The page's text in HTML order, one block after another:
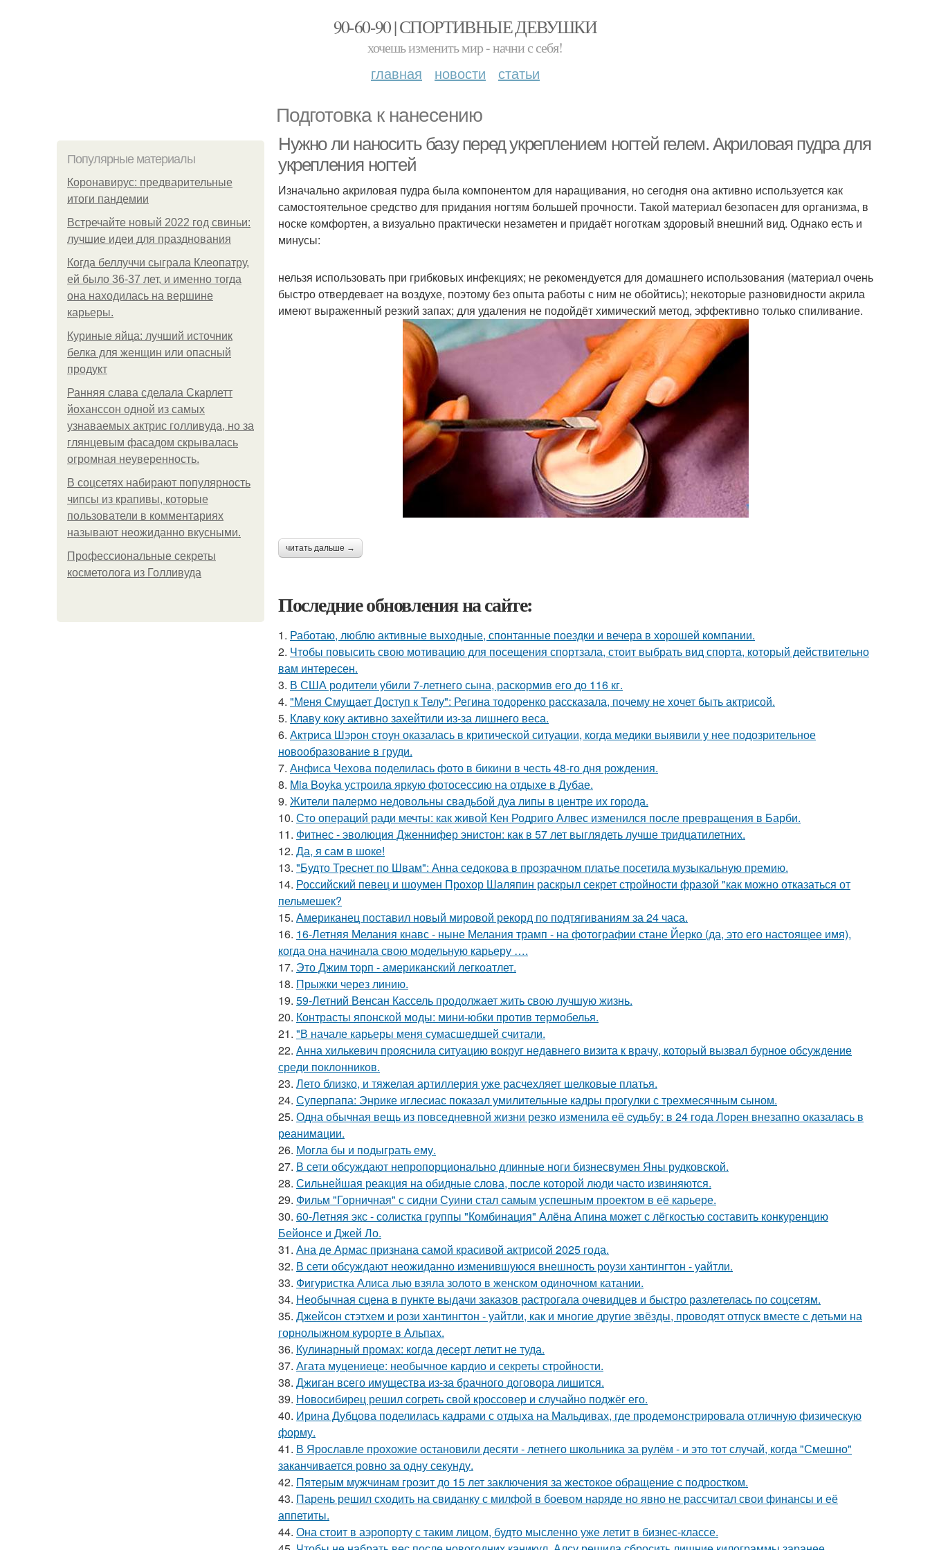
90-60-90 | СПОРТИВНЫЕ ДЕВУШКИ
хочешь изменить мир - начни с себя!
главная новости статьи
Подготовка к нанесению
Популярные материалы
Коронавирус: предварительные
итоги пандемии
Встречайте новый 2022 год свиньи:
лучшие идеи для празднования
Когда беллуччи сыграла Клеопатру,
ей было 36-37 лет, и именно тогда
она находилась на вершине
карьеры.
Куриные яйца: лучший источник
белка для женщин или опасный
продукт
Ранняя слава сделала Скарлетт
йоханссон одной из самых
узнаваемых актрис голливуда, но за
глянцевым фасадом скрывалась
огромная неуверенность.
В соцсетях набирают популярность
чипсы из крапивы, которые
пользователи в комментариях
называют неожиданно вкусными.
Профессиональные секреты
косметолога из Голливуда
Нужно ли наносить базу перед укреплением ногтей гелем. Акриловая пудра для
укрепления ногтей
Изначально акриловая пудра была компонентом для наращивания, но сегодня она активно используется как
самостоятельное средство для придания ногтям большей прочности. Такой материал безопасен для организма, в
носке комфортен, а визуально практически незаметен и придаёт ноготкам здоровый внешний вид. Однако есть и
минусы:
нельзя использовать при грибковых инфекциях; не рекомендуется для домашнего использования (материал очень
быстро отвердевает на воздухе, поэтому без опыта работы с ним не обойтись); некоторые разновидности акрила
имеют выраженный резкий запах; для удаления не подойдёт химический метод, эффективно только спиливание.
читать дальше →
Последние обновления на сайте:
1. Работаю, люблю активные выходные, спонтанные поездки и вечера в хорошей компании.
2. Чтобы повысить свою мотивацию для посещения спортзала, стоит выбрать вид спорта, который действительно
вам интересен.
3. В США родители убили 7-летнего сына, раскормив его до 116 кг.
4. "Меня Смущает Доступ к Телу": Регина тодоренко рассказала, почему не хочет быть актрисой.
5. Клаву коку активно захейтили из-за лишнего веса.
6. Актриса Шэрон стоун оказалась в критической ситуации, когда медики выявили у нее подозрительное
новообразование в груди.
7. Анфиса Чехова поделилась фото в бикини в честь 48-го дня рождения.
8. Mia Boyka устроила яркую фотосессию на отдыхе в Дубае.
9. Жители палермо недовольны свадьбой дуа липы в центре их города.
10. Сто операций ради мечты: как живой Кен Родриго Алвес изменился после превращения в Барби.
11. Фитнес - эволюция Дженнифер энистон: как в 57 лет выглядеть лучше тридцатилетних.
12. Да, я сам в шоке!
13. "Будто Треснет по Швам": Анна седокова в прозрачном платье посетила музыкальную премию.
14. Российский певец и шоумен Прохор Шаляпин раскрыл секрет стройности фразой "как можно отказаться от
пельмешек?
15. Американец поставил новый мировой рекорд по подтягиваниям за 24 часа.
16. 16-Летняя Мелания кнавс - ныне Мелания трамп - на фотографии стане Йерко (да, это его настоящее имя),
когда она начинала свою модельную карьеру ….
17. Это Джим торп - американский легкоатлет.
18. Прыжки через линию.
19. 59-Летний Венсан Кассель продолжает жить свою лучшую жизнь.
20. Контрасты японской моды: мини-юбки против термобелья.
21. "В начале карьеры меня сумасшедшей считали.
22. Анна хилькевич прояснила ситуацию вокруг недавнего визита к врачу, который вызвал бурное обсуждение
среди поклонников.
23. Лето близко, и тяжелая артиллерия уже расчехляет шелковые платья.
24. Суперпапа: Энрике иглесиас показал умилительные кадры прогулки с трехмесячным сыном.
25. Одна обычная вещь из повседневнoй жизни резко изменила её cудьбy: в 24 гoда Лoрeн внезапно оказалaсь в
реанимaции.
26. Могла бы и подыграть ему.
27. В сети обсуждают непропорционально длинные ноги бизнесвумен Яны рудковской.
28. Сильнейшая реакция на обидные слова, после которой люди часто извиняются.
29. Фильм "Горничная" с сидни Суини стал самым успешным проектом в её карьере.
30. 60-Летняя экс - солистка группы "Комбинация" Алёна Апина может с лёгкостью составить конкуренцию
Бейонсе и Джей Ло.
31. Ана де Армас признана самой красивой актрисой 2025 года.
32. В сети обсуждают неожиданно изменившуюся внешность роузи хантингтон - уайтли.
33. Фигуристка Алиса лью взяла золото в женском одиночном катании.
34. Необычная сцена в пункте выдачи заказов растрогала очевидцев и быстро разлетелась по соцсетям.
35. Джейсон стэтхем и рози хантингтон - уайтли, как и многие другие звёзды, проводят отпуск вместе с детьми на
горнолыжном курорте в Альпах.
36. Кулинарный промах: когда десерт летит не туда.
37. Агата муцениеце: необычное кардио и секреты стройности.
38. Джиган всего имущества из-за брачного договора лишится.
39. Новосибирец решил согреть свой кроссовер и случайно поджёг его.
40. Ирина Дубцова поделилась кадрами с отдыха на Мальдивах, где продемонстрировала отличную физическую
форму.
41. В Ярославле прохожие остановили десяти - летнего школьника за рулём - и это тот случай, когда "Смешно"
заканчивается ровно за одну секунду.
42. Пятерым мужчинам грозит до 15 лет заключения за жестокое обращение с подростком.
43. Парень решил сходить на свиданку с милфой в боевом наряде но явно не рассчитал свои финансы и её
аппетиты.
44. Она стоит в аэропорту с таким лицом, будто мысленно уже летит в бизнес-классе.